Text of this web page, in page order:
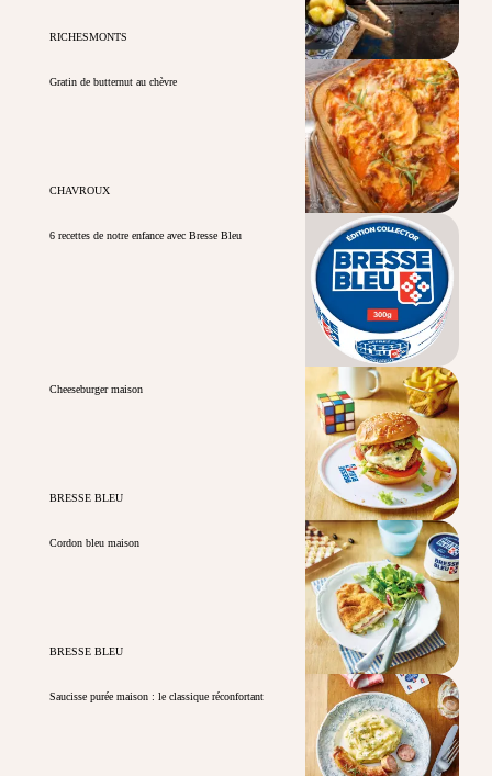
RICHESMONTS
Gratin de butternut au chèvre
CHAVROUX
6 recettes de notre enfance avec Bresse Bleu
Cheeseburger maison
BRESSE BLEU
Cordon bleu maison
BRESSE BLEU
Saucisse purée maison : le classique réconfortant